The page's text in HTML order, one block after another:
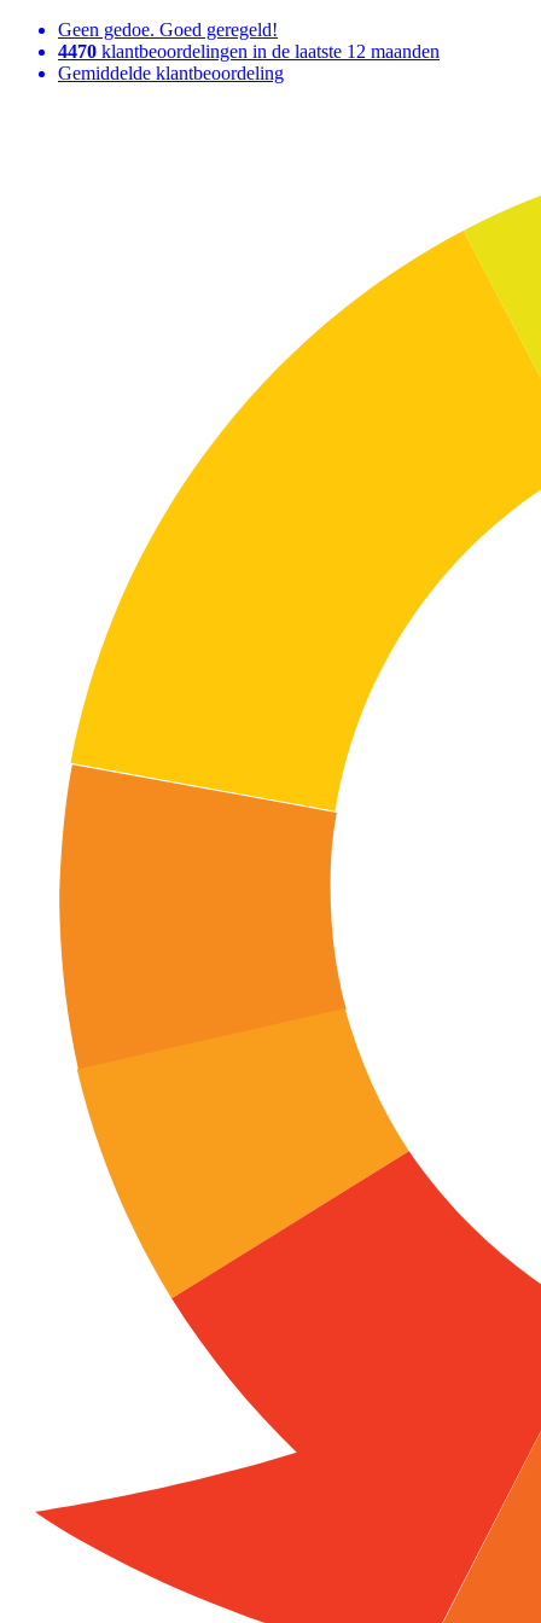
Geen gedoe. Goed geregeld!
4470 klantbeoordelingen in de laatste 12 maanden
Gemiddelde klantbeoordeling